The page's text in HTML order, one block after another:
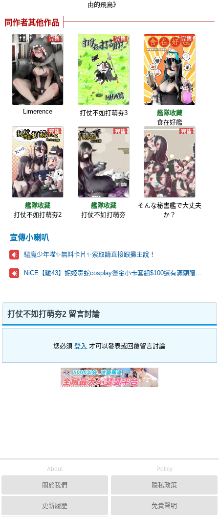
由的飛鳥》
同作者其他作品
Limerence 打仗不如打萌夯3
艦隊收藏
食在好艦
艦隊收藏
打仗不如打萌夯2
艦隊收藏
打仗不如打萌夯
そんな秘書艦で大丈夫
か？
宣傳小喇叭
驅魔少年喵✨️無料卡片✨️索取請直接跟攤主說！
NiCE【雞43】妮姬毒蛇cosplay燙金小卡套組$100還有滿額贈手扇🩷
打仗不如打萌夯2 留言討論
您必須登入 才可以發表或回覆留言討論
About
關於我們
更新履歷
Policy
隱私政策
免責聲明